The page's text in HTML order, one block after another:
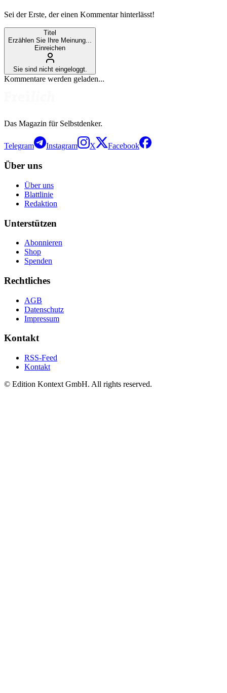
Sei der Erste, der einen Kommentar hinterlässt!
Titel
Erzählen Sie Ihre Meinung...
Einreichen
Sie sind nicht eingeloggt.
Kommentare werden geladen...
Das Magazin für Selbstdenker.
Telegram Instagram X Facebook
Über uns
Über uns
Blattlinie
Redaktion
Unterstützen
Abonnieren
Shop
Spenden
Rechtliches
AGB
Datenschutz
Impressum
Kontakt
RSS-Feed
Kontakt
© Edition Kontext GmbH. All rights reserved.